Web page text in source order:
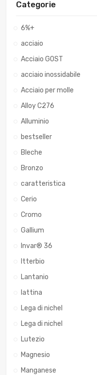
Categorie
6%+
acciaio
Acciaio GOST
acciaio inossidabile
Acciaio per molle
Alloy C276
Alluminio
bestseller
Bleche
Bronzo
caratteristica
Cerio
Cromo
Gallium
Invar® 36
Itterbio
Lantanio
lattina
Lega di nichel
Lega di nichel
Lutezio
Magnesio
Manganese